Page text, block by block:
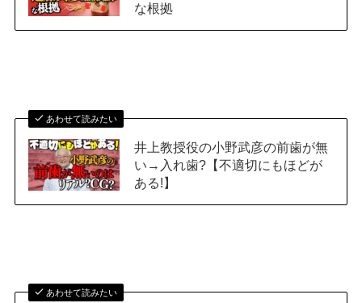
な根拠
あわせて読みたい
井上教授役の小野武彦の前歯が無
い→入れ歯?【不適切にもほどが
ある!】
あわせて読みたい